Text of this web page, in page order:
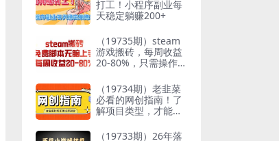
打工！小程序副业每
天稳定躺赚200+
（19735期）steam
游戏搬砖，每周收益
20-80%，只需操作1-
过万，零风险长期做
（19734期）老韭菜
必看的网创指南！了
解项目类型，才能找
到想要的结果
（19733期）26年落